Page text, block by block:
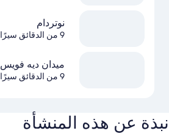
نوتردام
9 من الدقائق سيرًا على الأقدام
ميدان ديه فويس
9 من الدقائق سيرًا على الأقدام
نبذة عن هذه المنشأة